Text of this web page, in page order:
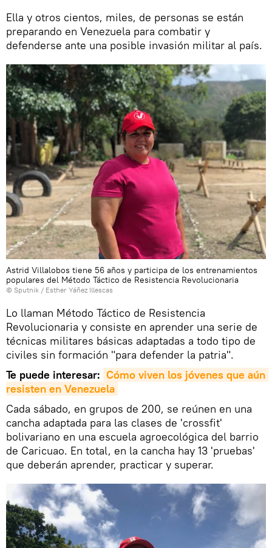
Ella y otros cientos, miles, de personas se están
preparando en Venezuela para combatir y
defenderse ante una posible invasión militar al país.
Astrid Villalobos tiene 56 años y participa de los entrenamientos
populares del Método Táctico de Resistencia Revolucionaria
© Sputnik / Esther Yáñez Illescas
Lo llaman Método Táctico de Resistencia
Revolucionaria y consiste en aprender una serie de
técnicas militares básicas adaptadas a todo tipo de
civiles sin formación "para defender la patria".
Te puede interesar: Cómo viven los jóvenes que aún
resisten en Venezuela
Cada sábado, en grupos de 200, se reúnen en una
cancha adaptada para las clases de 'crossfit'
bolivariano en una escuela agroecológica del barrio
de Caricuao. En total, en la cancha hay 13 'pruebas'
que deberán aprender, practicar y superar.